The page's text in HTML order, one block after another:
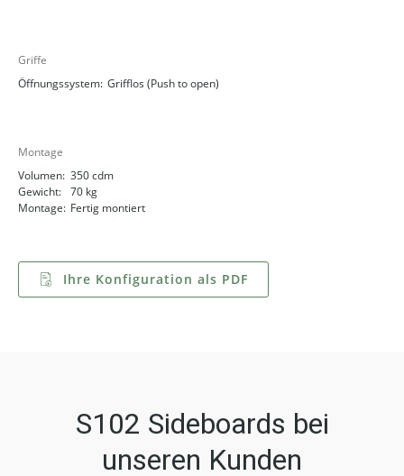
Griffe
Öffnungssystem: Grifflos (Push to open)
Montage
Volumen: 350 cdm
Gewicht: 70 kg
Montage: Fertig montiert
Ihre Konfiguration als PDF
S102 Sideboards bei
unseren Kunden